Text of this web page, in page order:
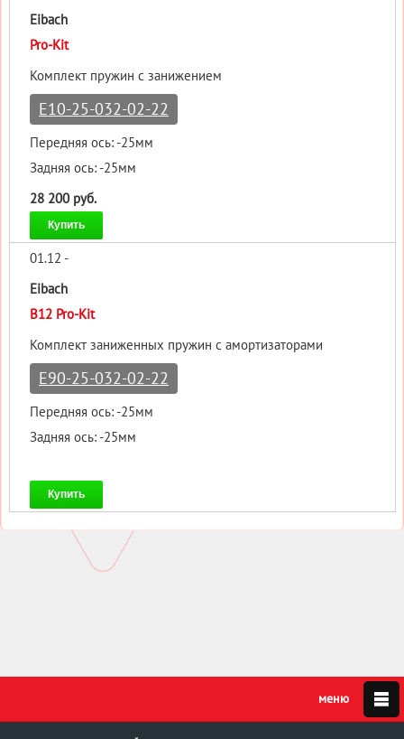
Eibach
Pro-Kit
Комплект пружин с занижением
E10-25-032-02-22
Передняя ось: -25мм
Задняя ось: -25мм
28 200 руб.
Купить
01.12 -
Eibach
B12 Pro-Kit
Комплект заниженных пружин с амортизаторами
E90-25-032-02-22
Передняя ось: -25мм
Задняя ось: -25мм
Купить